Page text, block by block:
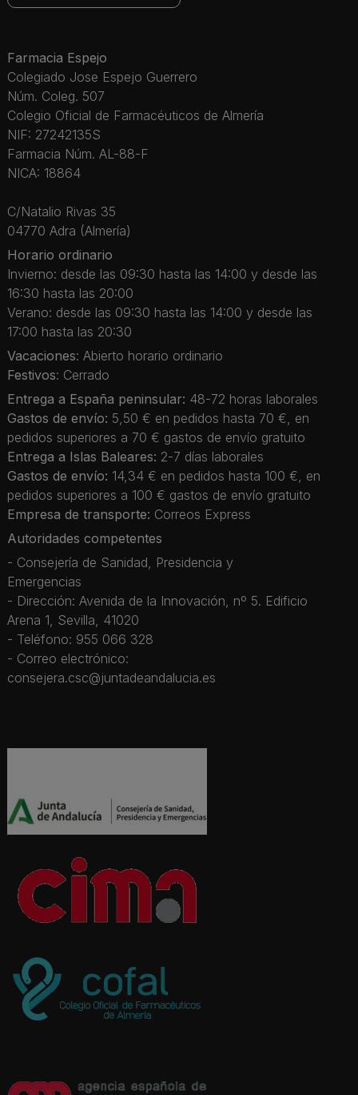
Farmacia Espejo
Colegiado Jose Espejo Guerrero
Núm. Coleg. 507
Colegio Oficial de Farmacéuticos de Almería
NIF: 27242135S
Farmacia Núm. AL-88-F
NICA: 18864
C/Natalio Rivas 35
04770 Adra (Almería)
Horario ordinario
Invierno: desde las 09:30 hasta las 14:00 y desde las
16:30 hasta las 20:00
Verano: desde las 09:30 hasta las 14:00 y desde las
17:00 hasta las 20:30
Vacaciones: Abierto horario ordinario
Festivos: Cerrado
Entrega a España peninsular: 48-72 horas laborales
Gastos de envío: 5,50 € en pedidos hasta 70 €, en
pedidos superiores a 70 € gastos de envío gratuito
Entrega a Islas Baleares: 2-7 días laborales
Gastos de envío: 14,34 € en pedidos hasta 100 €, en
pedidos superiores a 100 € gastos de envío gratuito
Empresa de transporte: Correos Express
Autoridades competentes
- Consejería de Sanidad, Presidencia y
Emergencias
- Dirección: Avenida de la Innovación, nº 5. Edificio
Arena 1, Sevilla, 41020
- Teléfono: 955 066 328
- Correo electrónico:
consejera.csc@juntadeandalucia.es